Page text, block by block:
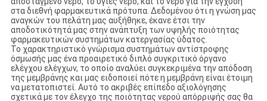
στα διεθνή φαρμακευτικά πρότυπα. Δεδομένου ότι η γνώση μας
αναγκών του πελάτη μας αυξήθηκε, έκανε έτσι την
αποδοτικότητά μας στην ανάπτυξη των υψηλής ποιότητας
φαρμακευτικών συστημάτων κατεργασίας ύδατος.
Το χαρακτηριστικό γνώρισμα συστημάτων αντίστροφης
όσμωσής μας ένα προαιρετικό διπλό συγκριτικό όργανο
ελέγχου ελέγχων, το οποίο αναλύει συγκεκριμένα την απόδοση
της μεμβράνης και μας ειδοποιεί πότε η μεμβράνη είναι έτοιμη
να μετατοπιστεί. Αυτό το ακριβές επίπεδο αξιολόγησης
σχετικά με τον έλεγχο της ποιότητας νερού απόρριψής σας θα